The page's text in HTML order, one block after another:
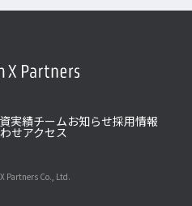
実績チームお知らせ採用情報
せアクセス
Partners Co., Ltd.